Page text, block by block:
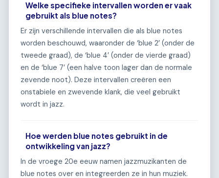
Welke specifieke intervallen worden er vaak
gebruikt als blue notes?
Er zijn verschillende intervallen die als blue notes
worden beschouwd, waaronder de ‘blue 2’ (onder de
tweede graad), de ‘blue 4’ (onder de vierde graad)
en de ‘blue 7’ (een halve toon lager dan de normale
zevende noot). Deze intervallen creëren een
onstabiele en zwevende klank, die veel gebruikt
wordt in jazz.
Hoe werden blue notes gebruikt in de
ontwikkeling van jazz?
In de vroege 20e eeuw namen jazzmuzikanten de
blue notes over en integreerden ze in hun muziek.